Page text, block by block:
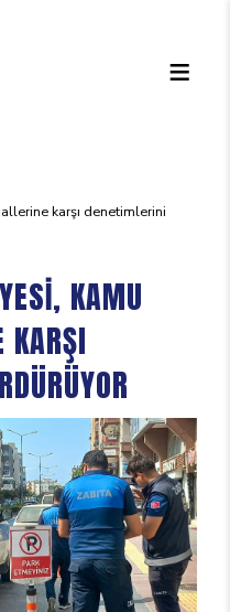
karşi deneti̇mleri̇ni̇
KAMU
KARŞI